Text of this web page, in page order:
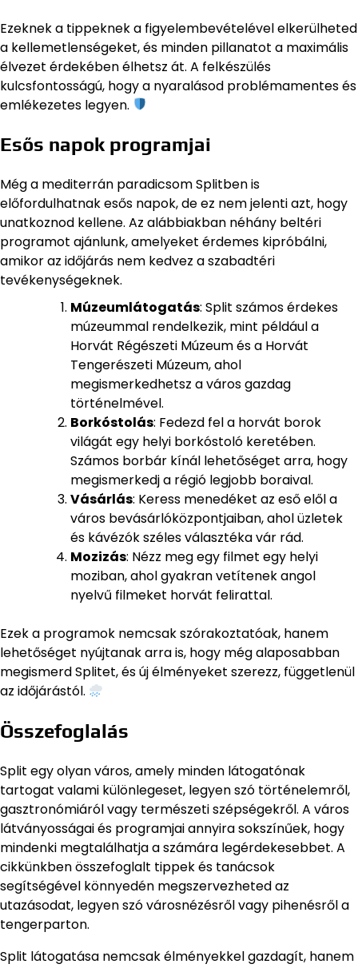
Ezeknek a tippeknek a figyelembevételével elkerülheted
a kellemetlenségeket, és minden pillanatot a maximális
élvezet érdekében élhetsz át. A felkészülés
kulcsfontosságú, hogy a nyaralásod problémamentes és
emlékezetes legyen.
Esős napok programjai
Még a mediterrán paradicsom Splitben is
előfordulhatnak esős napok, de ez nem jelenti azt, hogy
unatkoznod kellene. Az alábbiakban néhány beltéri
programot ajánlunk, amelyeket érdemes kipróbálni,
amikor az időjárás nem kedvez a szabadtéri
tevékenységeknek.
Múzeumlátogatás: Split számos érdekes
múzeummal rendelkezik, mint például a
Horvát Régészeti Múzeum és a Horvát
Tengerészeti Múzeum, ahol
megismerkedhetsz a város gazdag
történelmével.
Borkóstolás: Fedezd fel a horvát borok
világát egy helyi borkóstoló keretében.
Számos borbár kínál lehetőséget arra, hogy
megismerkedj a régió legjobb boraival.
Vásárlás: Keress menedéket az eső elől a
város bevásárlóközpontjaiban, ahol üzletek
és kávézók széles választéka vár rád.
Mozizás: Nézz meg egy filmet egy helyi
moziban, ahol gyakran vetítenek angol
nyelvű filmeket horvát felirattal.
Ezek a programok nemcsak szórakoztatóak, hanem
lehetőséget nyújtanak arra is, hogy még alaposabban
megismerd Splitet, és új élményeket szerezz, függetlenül
az időjárástól.
Összefoglalás
Split egy olyan város, amely minden látogatónak
tartogat valami különlegeset, legyen szó történelemről,
gasztronómiáról vagy természeti szépségekről. A város
látványosságai és programjai annyira sokszínűek, hogy
mindenki megtalálhatja a számára legérdekesebbet. A
cikkünkben összefoglalt tippek és tanácsok
segítségével könnyedén megszervezheted az
utazásodat, legyen szó városnézésről vagy pihenésről a
tengerparton.
Split látogatása nemcsak élményekkel gazdagít, hanem